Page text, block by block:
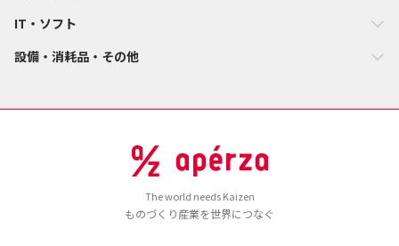
IT・ソフト
設備・消耗品・その他
The world needs Kaizen
ものづくり産業を世界につなぐ